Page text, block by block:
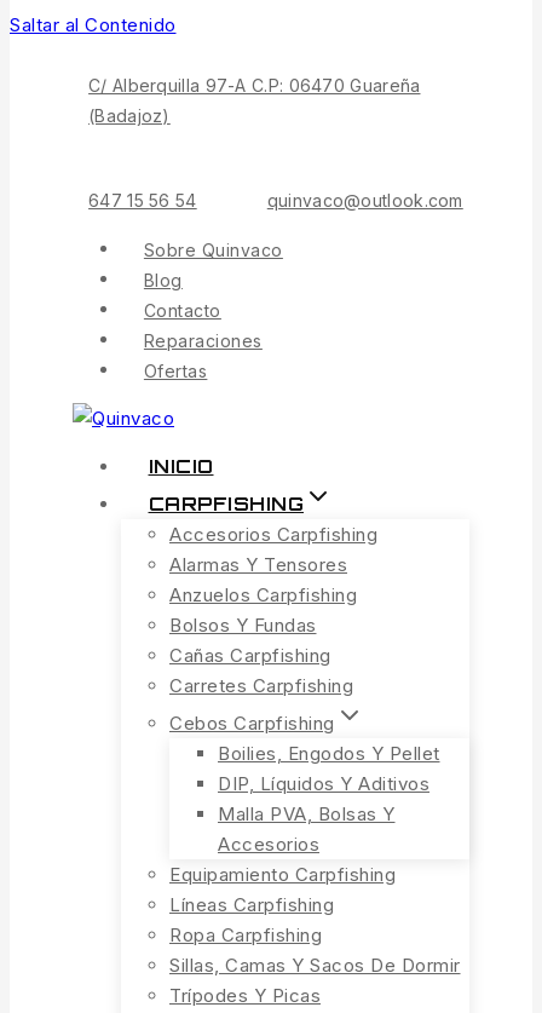
Saltar al Contenido
C/ Alberquilla 97-A C.P: 06470 Guareña
(Badajoz)
647 15 56 54 quinvaco@outlook.com
Sobre Quinvaco
Blog
Contacto
Reparaciones
Ofertas
INICIO
CARPFISHING
Accesorios Carpfishing
Alarmas Y Tensores
Anzuelos Carpfishing
Bolsos Y Fundas
Cañas Carpfishing
Carretes Carpfishing
Cebos Carpfishing
Boilies, Engodos Y Pellet
DIP, Líquidos Y Aditivos
Malla PVA, Bolsas Y
Accesorios
Equipamiento Carpfishing
Líneas Carpfishing
Ropa Carpfishing
Sillas, Camas Y Sacos De Dormir
Trípodes Y Picas